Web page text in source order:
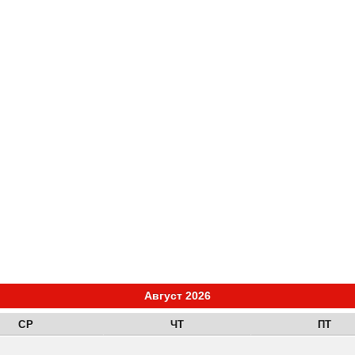
Август 2026
СР ЧТ ПТ